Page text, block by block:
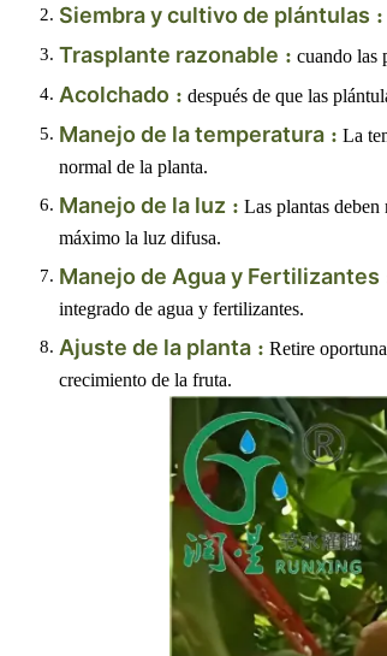
Siembra y cultivo de plántulas :
Trasplante razonable : cuando las
Acolchado: después de que las
Manejo de la temperatura: La
normal de la planta.
Manejo de la luz : Las plantas
máximo la luz difusa.
Manejo de Agua y Fertilizantes
integrado de agua y fertilizantes.
Ajuste de la planta: Retire
crecimiento de la fruta.